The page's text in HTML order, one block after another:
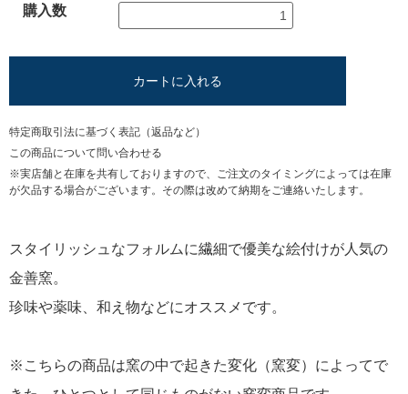
購入数
カートに入れる
特定商取引法に基づく表記（返品など）
この商品について問い合わせる
※実店舗と在庫を共有しておりますので、ご注文のタイミングによっては在庫
が欠品する場合がございます。その際は改めて納期をご連絡いたします。
スタイリッシュなフォルムに繊細で優美な絵付けが人気の
金善窯。
珍味や薬味、和え物などにオススメです。
※こちらの商品は窯の中で起きた変化（窯変）によってで